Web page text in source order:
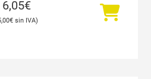
6,05€
€